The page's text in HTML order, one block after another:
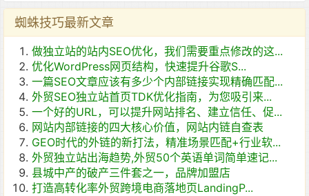
蜘蛛技巧最新文章
做独立站的站内SEO优化，我们需要重点修改的这...
优化WordPress网页结构，快速提升谷歌S...
一篇SEO文章应该有多少个内部链接实现精确匹配...
外贸SEO独立站首页TDK优化指南，为您吸引来...
一个好的URL，可以提升网站排名、建立信任、促...
网站内部链接的四大核心价值，网站内链自查表
GEO时代的外链的新打法，精准场景匹配+行业软...
外贸独立站出海趋势,外贸50个英语单词简单速记...
县城中产的破产三件套之一，品牌加盟店
打造高转化率外贸跨境电商落地页LandingP...